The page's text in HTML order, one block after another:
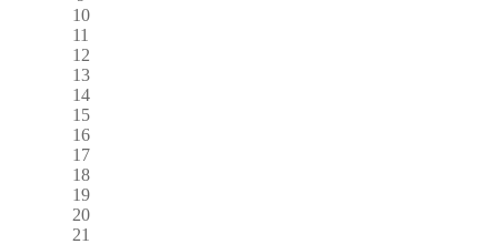
10
11
12
13
14
15
16
17
18
19
20
21